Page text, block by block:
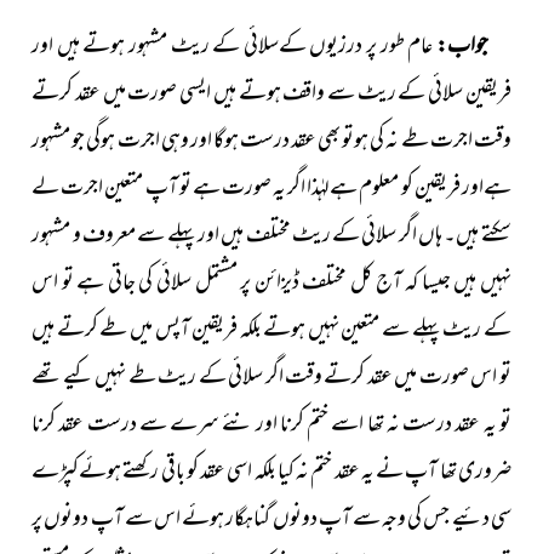
جواب:عام طور پر درزیوں کےسلائی کے ریٹ مشہور ہوتے ہیں اور
فریقین سلائی کے ریٹ سے واقف ہوتے ہیں ایسی صورت میں عقد کرتے
وقت اجرت طے نہ کی ہوتو بھی عقد درست ہوگا اور وہی اجرت ہوگی جو مشہور
ہےاور فریقین کو معلوم ہےلہٰذا اگر یہ صورت ہے تو آپ متعین اجرت لے
سکتے ہیں۔ ہاں اگر سلائی کے ریٹ مختلف ہیں اور پہلے سے معروف و مشہور
نہیں ہیں جیسا کہ آج کل مختلف ڈیزائن پر مشتمل سلائی کی جاتی ہے تو اس
کے ریٹ پہلے سے متعین نہیں ہوتے بلکہ فریقین آپس میں طے کرتے ہیں
تو اس صورت میں عقد کرتے وقت اگر سلائی کے ریٹ طے نہیں کیے تھے
تو یہ عقد درست نہ تھا اسے ختم کرنا اور نئے سرے سے درست عقد کرنا
ضروری تھا آپ نے یہ عقد ختم نہ کیا بلکہ اسی عقد کو باقی رکھتے ہوئےکپڑے
سی دئیے جس کی وجہ سے آپ دونوں گناہگار ہوئے اس سے آپ دونوں پر